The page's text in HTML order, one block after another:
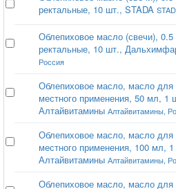
ректальные, 10 шт., STADA
Облепиховое масло (свечи), 0.5
ректальные, 10 шт.,
Россия
Облепиховое масло, масло для
местного применения, 50 мл, 1
Алтайвитамины Алтайвитамины,
Облепиховое масло, масло для
местного применения, 100 мл,
Алтайвитамины Алтайвитамины,
Облепиховое масло, масло для